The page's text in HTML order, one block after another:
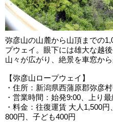
弥彦山の山麓から山頂までの
プウェイ。眼下には雄大な越
山々が広がり、絶景を車窓か
【弥彦山ロープウェイ】
・住所：新潟県西蒲原郡弥彦
・営業時間：始発9:00、上り
・料金：往復運賃 大人1,500
800円、子ども400円